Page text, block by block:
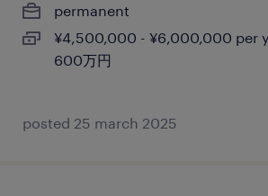
permanent
¥4,500,000 - ¥6,000,000 per
600万円
posted 25 march 2025